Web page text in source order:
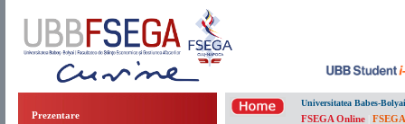
Prezentare
Universitatea Babes-Bolyai
FSEGA Online